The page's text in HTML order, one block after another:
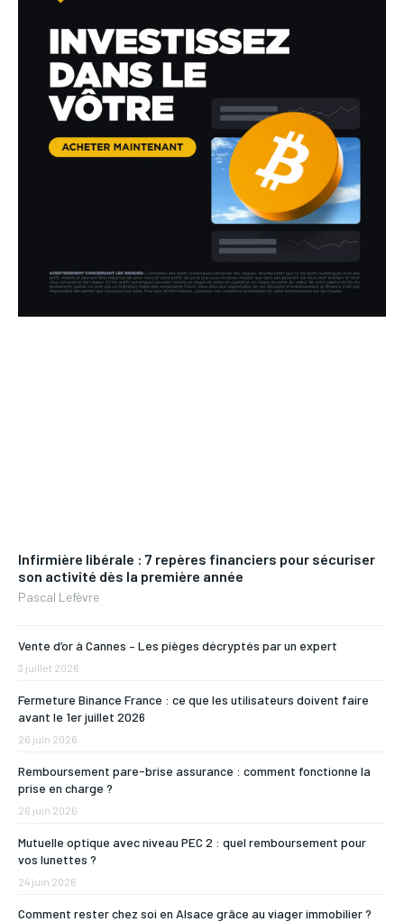
Infirmière libérale : 7 repères financiers pour sécuriser
son activité dès la première année
Pascal Lefèvre
Vente d’or à Cannes – Les pièges décryptés par un expert
3 juillet 2026
Fermeture Binance France : ce que les utilisateurs doivent faire
avant le 1er juillet 2026
26 juin 2026
Remboursement pare-brise assurance : comment fonctionne la
prise en charge ?
26 juin 2026
Mutuelle optique avec niveau PEC 2 : quel remboursement pour
vos lunettes ?
24 juin 2026
Comment rester chez soi en Alsace grâce au viager immobilier ?